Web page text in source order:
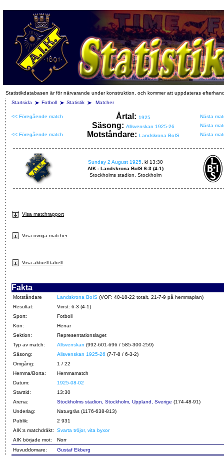
Statistikdatabasen är för närvarande under konstruktion, och kommer att uppdateras
Startsida
Fotboll Statistik Matcher
<< Föregående match Årtal: 1925 Nästa
Säsong: Allsvenskan 1925-26
Nästa
<< Föregående match
Motståndare: Landskrona BoIS Nästa
Sunday 2 August 1925, kl 13:30
AIK - Landskrona BoIS 6-3 (4-1)
Stockholms stadion, Stockholm
Visa matchrapport
Visa övriga matcher
Visa aktuell tabell
Fakta
Motståndare Landskrona BoIS (VOF: 40-18-22 totalt, 21-7-9 på hemmaplan)
Resultat:
Vinst: 6-3 (4-1)
Sport:
Fotboll
Kön:
Herrar
Sektion:
Representationslaget
Typ av match:
Allsvenskan (992-601-696 / 585-300-259)
Säsong:
Allsvenskan 1925-26 (7-7-8 / 6-3-2)
Omgång:
1 / 22
Hemma/Borta:
Hemmamatch
Datum:
1925-08-02
Starttid:
13:30
Arena:
Stockholms stadion, Stockholm, Uppland, Sverige (174-48-91)
Underlag:
Naturgräs (1176-638-813)
Publik:
2 931
AIK:s matchdräkt:
Svarta tröjor, vita byxor
AIK började mot:
Norr
Huvuddomare:
Gustaf Ekberg